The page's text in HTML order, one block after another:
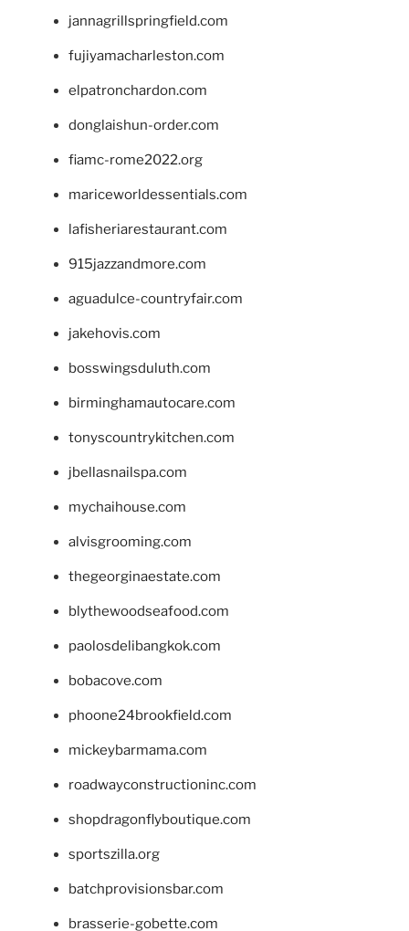
jannagrillspringfield.com
fujiyamacharleston.com
elpatronchardon.com
donglaishun-order.com
fiamc-rome2022.org
mariceworldessentials.com
lafisheriarestaurant.com
915jazzandmore.com
aguadulce-countryfair.com
jakehovis.com
bosswingsduluth.com
birminghamautocare.com
tonyscountrykitchen.com
jbellasnailspa.com
mychaihouse.com
alvisgrooming.com
thegeorginaestate.com
blythewoodseafood.com
paolosdelibangkok.com
bobacove.com
phoone24brookfield.com
mickeybarmama.com
roadwayconstructioninc.com
shopdragonflyboutique.com
sportszilla.org
batchprovisionsbar.com
brasserie-gobette.com